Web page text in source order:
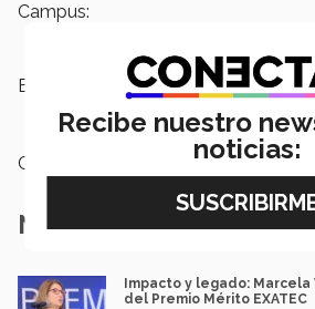
Campus:
Etiquetas: Decide 2018,
Categoría:
Notas Relacionadas
Impacto y legado:
del Premio Mérito EXATEC
Recibe nuestro
noticias: